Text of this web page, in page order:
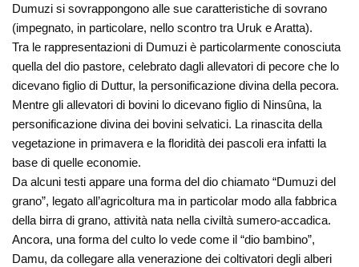
Dumuzi si sovrappongono alle sue caratteristiche di sovrano
(impegnato, in particolare, nello scontro tra Uruk e Aratta).
Tra le rappresentazioni di Dumuzi è particolarmente conosciuta
quella del dio pastore, celebrato dagli allevatori di pecore che lo
dicevano figlio di Duttur, la personificazione divina della pecora.
Mentre gli allevatori di bovini lo dicevano figlio di Ninsûna, la
personificazione divina dei bovini selvatici. La rinascita della
vegetazione in primavera e la floridità dei pascoli era infatti la
base di quelle economie.
Da alcuni testi appare una forma del dio chiamato “Dumuzi del
grano”, legato all’agricoltura ma in particolar modo alla fabbrica
della birra di grano, attività nata nella civiltà sumero-accadica.
Ancora, una forma del culto lo vede come il “dio bambino”,
Damu, da collegare alla venerazione dei coltivatori degli alberi